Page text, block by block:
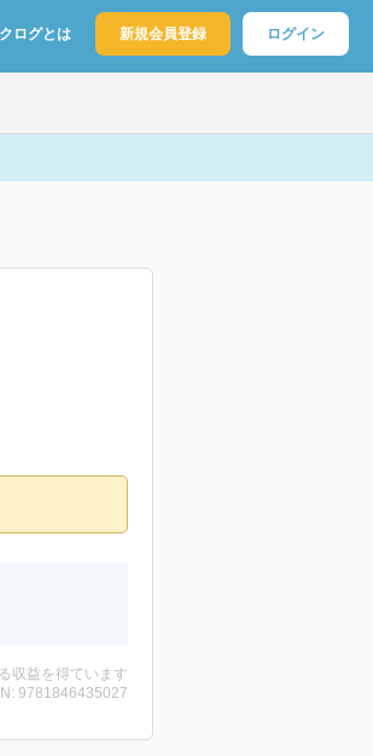
ログとは 新規会員登録 ログイン
収益を得ています
9781846435027